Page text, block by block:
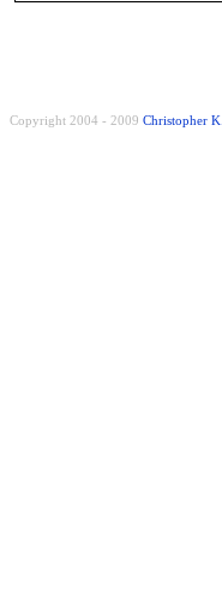
Copyright 2004 - 2009 Christopher K.